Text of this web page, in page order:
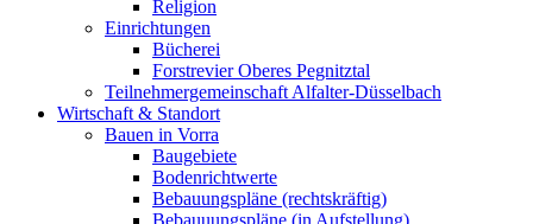
Religion
Einrichtungen
Bücherei
Forstrevier Oberes Pegnitztal
Teilnehmergemeinschaft Alfalter-Düsselbach
Wirtschaft & Standort
Bauen in Vorra
Baugebiete
Bodenrichtwerte
Bebauungspläne (rechtskräftig)
Bebauuungspläne (in Aufstellung)